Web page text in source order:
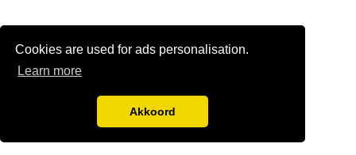
Cookies are used for ads personalisation.
Learn more
Akkoord